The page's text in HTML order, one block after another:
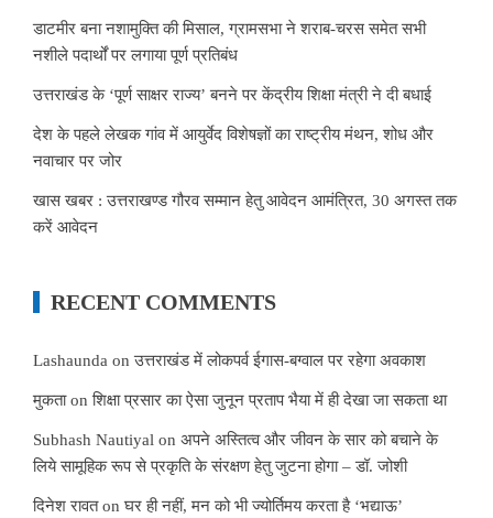
डाटमीर बना नशामुक्ति की मिसाल, ग्रामसभा ने शराब-चरस समेत सभी
नशीले पदार्थों पर लगाया पूर्ण प्रतिबंध
उत्तराखंड के ‘पूर्ण साक्षर राज्य’ बनने पर केंद्रीय शिक्षा मंत्री ने दी बधाई
देश के पहले लेखक गांव में आयुर्वेद विशेषज्ञों का राष्ट्रीय मंथन, शोध और
नवाचार पर जोर
खास खबर : उत्तराखण्ड गौरव सम्मान हेतु आवेदन आमंत्रित, 30 अगस्त तक
करें आवेदन
RECENT COMMENTS
Lashaunda onउत्तराखंड में लोकपर्व ईगास-बग्वाल पर रहेगा अवकाश
मुकताonशिक्षा प्रसार का ऐसा जुनून प्रताप भैया में ही देखा जा सकता था
Subhash Nautiyal on अपने अस्तित्व और जीवन के सार को बचाने के
लिये सामूहिक रूप से प्रकृति के संरक्षण हेतु जुटना होगा – डॉ. जोशी
दिनेश रावतonघर ही नहीं, मन को भी ज्योर्तिमय करता है ‘भद्याऊ’